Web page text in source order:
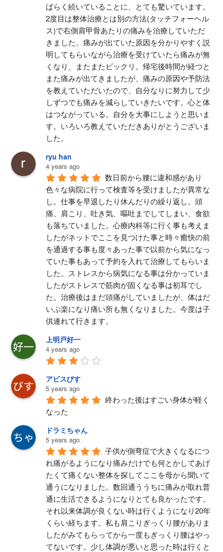
ばらく続いていることに、とても驚いています。
2度目は整体治療とは別の方法(タッチフォーヘル
ス)で右側肩甲骨あたりの痛みを治療していただ
きました。痛みが出ていた原因を分かりやすく説
明してもらいながら治療を受けていたら痛みが無
くなり、またまたビックリ。帰宅後時間が経つと
また痛みが出てきましたが、痛みの原因や予防法
を教えていただいたので、自分なりに努力して少
しずつでも痛みを減らしていきたいです。心と体
はつながっている。自分を大事にしようと思いま
す。いろいろ教えていただきありがとうございま
した。
ryu han
4 years ago
数日前から腰に違和感があり
色々な病院に行って検査等を受けましたが異常な
し。仕事を早退したり休んだりの繰り返し。頭
痛、肩こり、吐き気、嘔吐までしてしまい、食欲
も落ちていました。心療内科等に行く事も考えま
したがネットでここを見つけた事と時々癒快の前
を通過する事も度々あった事で以前から気になっ
ていた事もあって予約を入れて治療してもらいま
した。ストレスから病気になる事は分かっていま
したがストレスで筋肉が固くなる事は初耳でし
た。治療後はまだ頭痛がしていましたが、体はだ
いぶ楽になり痛い所も無くなりました。今度は子
供連れて行きます。
上明戸好一
4 years ago
アビスびす
5 years ago
終わった後はすごい身体が軽く
なった
ドラミちゃん
5 years ago
子供が側弯症で大きくなるにつ
れ痛がるようになり痛みだけでも何とかしてあげ
たくて痛くない整体を探してここを母から聞いて
通うになりました。数回通ううちに痛みが取れ普
通に生活できるようになりとても良かったです。
それ以来体調が良くない時は行くようになり20年
くらい経ちます。私も肩こりぎっくり腰がありま
したがみてもらってから一度もぎっくり腰はやっ
てないです。少し体調が悪いと思った時は行くと